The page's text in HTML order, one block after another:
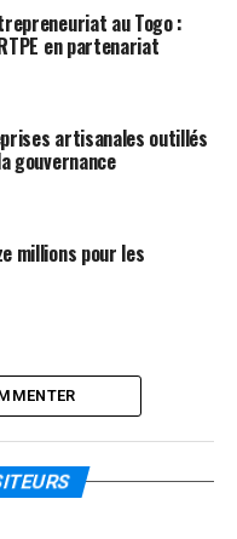
au Togo :
RTPE en partenariat
artisanales outillés
gouvernance
millions pour les